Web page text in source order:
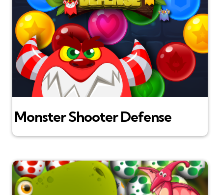
Monster Shooter Defense